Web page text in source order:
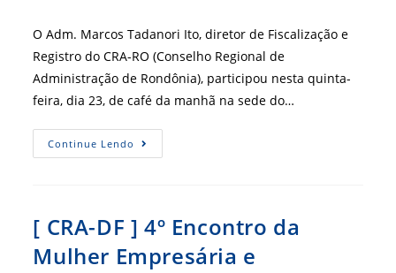
post:
O Adm. Marcos Tadanori Ito, diretor de Fiscalização e
Registro do CRA-RO (Conselho Regional de
Administração de Rondônia), participou nesta quinta-
feira, dia 23, de café da manhã na sede do…
Continue Lendo
CRA-
RO
Participa
De
Café
Da
[ CRA-DF ] 4º Encontro da
Mulher Empresária e